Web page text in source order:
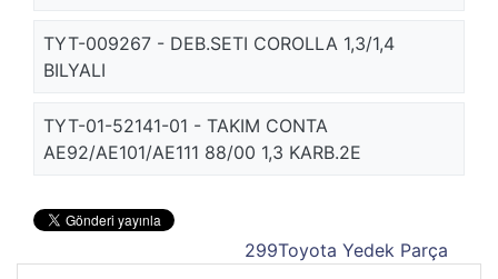
TYT-009267 - DEB.SETI COROLLA 1,3/1,4
BILYALI
TYT-01-52141-01 - TAKIM CONTA
AE92/AE101/AE111 88/00 1,3 KARB.2E
299Toyota Yedek Parça